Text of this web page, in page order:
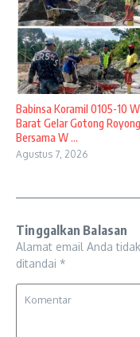
Babinsa Koramil 0105-10
Barat Gelar Gotong Royong
Bersama W ...
Agustus 7, 2026
Tinggalkan Balasan
Alamat email Anda
ditandai *